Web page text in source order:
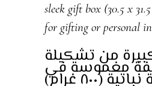
sleek gift box (30.5 x
for gifting or personal
من تشكيلة
مغموسة في
(٨٠٠ غرام)